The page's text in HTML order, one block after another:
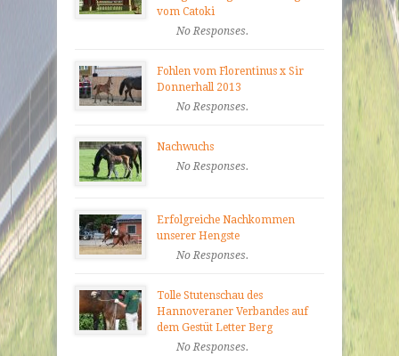
vom Catoki
No Responses.
Fohlen vom Florentinus x Sir
Donnerhall 2013
No Responses.
Nachwuchs
No Responses.
Erfolgreiche Nachkommen
unserer Hengste
No Responses.
Tolle Stutenschau des
Hannoveraner Verbandes auf
dem Gestüt Letter Berg
No Responses.